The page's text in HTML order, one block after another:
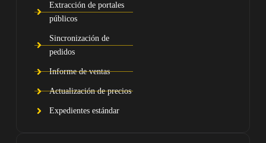
Extracción de portales
públicos
Sincronización de
pedidos
Informe de ventas
Actualización de precios
Expedientes estándar